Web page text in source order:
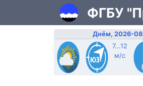
ФГБУ
Днём, 2026-
7...12
м/с